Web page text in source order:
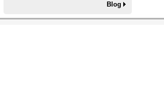
Blog